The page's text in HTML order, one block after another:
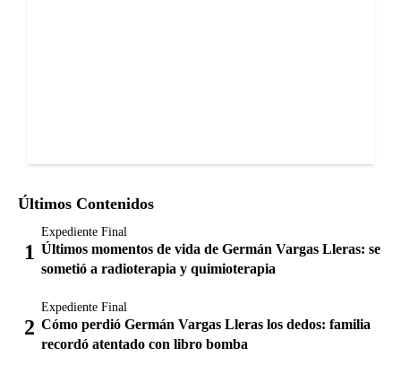
Últimos Contenidos
Expediente Final
Últimos momentos de vida de Germán Vargas Lleras: se
sometió a radioterapia y quimioterapia
Expediente Final
Cómo perdió Germán Vargas Lleras los dedos: familia
recordó atentado con libro bomba